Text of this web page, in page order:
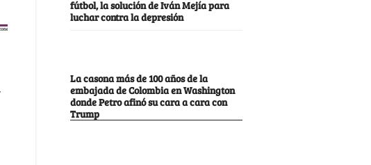
fútbol, la solución de Iván Mejía para
luchar contra la depresión
La casona más de 100 años de la
embajada de Colombia en Washington
donde Petro afinó su cara a cara con
Trump